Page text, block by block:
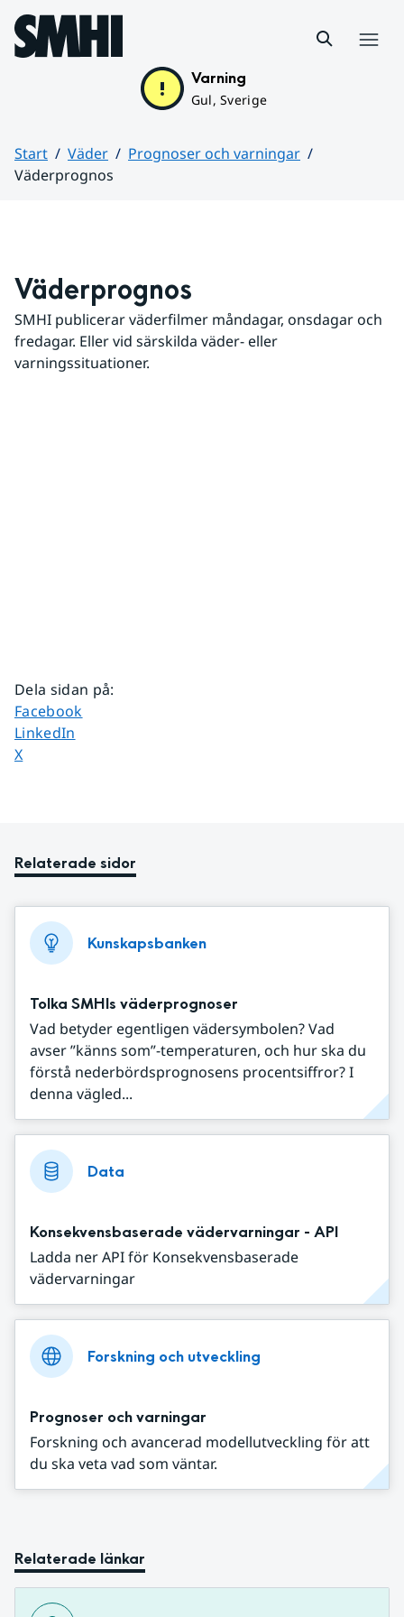
Hoppa till sidans innehåll
Varning
Gul, Sverige
Start Väder
Prognoser och varningar
Väderprognos
Väderprognos
SMHI publicerar väderfilmer måndagar, onsdagar och
fredagar. Eller vid särskilda väder- eller
varningssituationer.
Dela sidan på:
Dela sidan på
Facebook
Dela sidan på
LinkedIn
Dela sidan på
X
Relaterade sidor
Kunskapsbanken
Tolka SMHIs väderprognoser
Vad betyder egentligen vädersymbolen? Vad
avser ”känns som”-temperaturen, och hur ska du
förstå nederbördsprognosens procentsiffror? I
denna vägled...
Data
Konsekvensbaserade vädervarningar - API
Ladda ner API för Konsekvensbaserade
vädervarningar
Forskning och utveckling
Prognoser och varningar
Forskning och avancerad modellutveckling för att
du ska veta vad som väntar.
Relaterade länkar